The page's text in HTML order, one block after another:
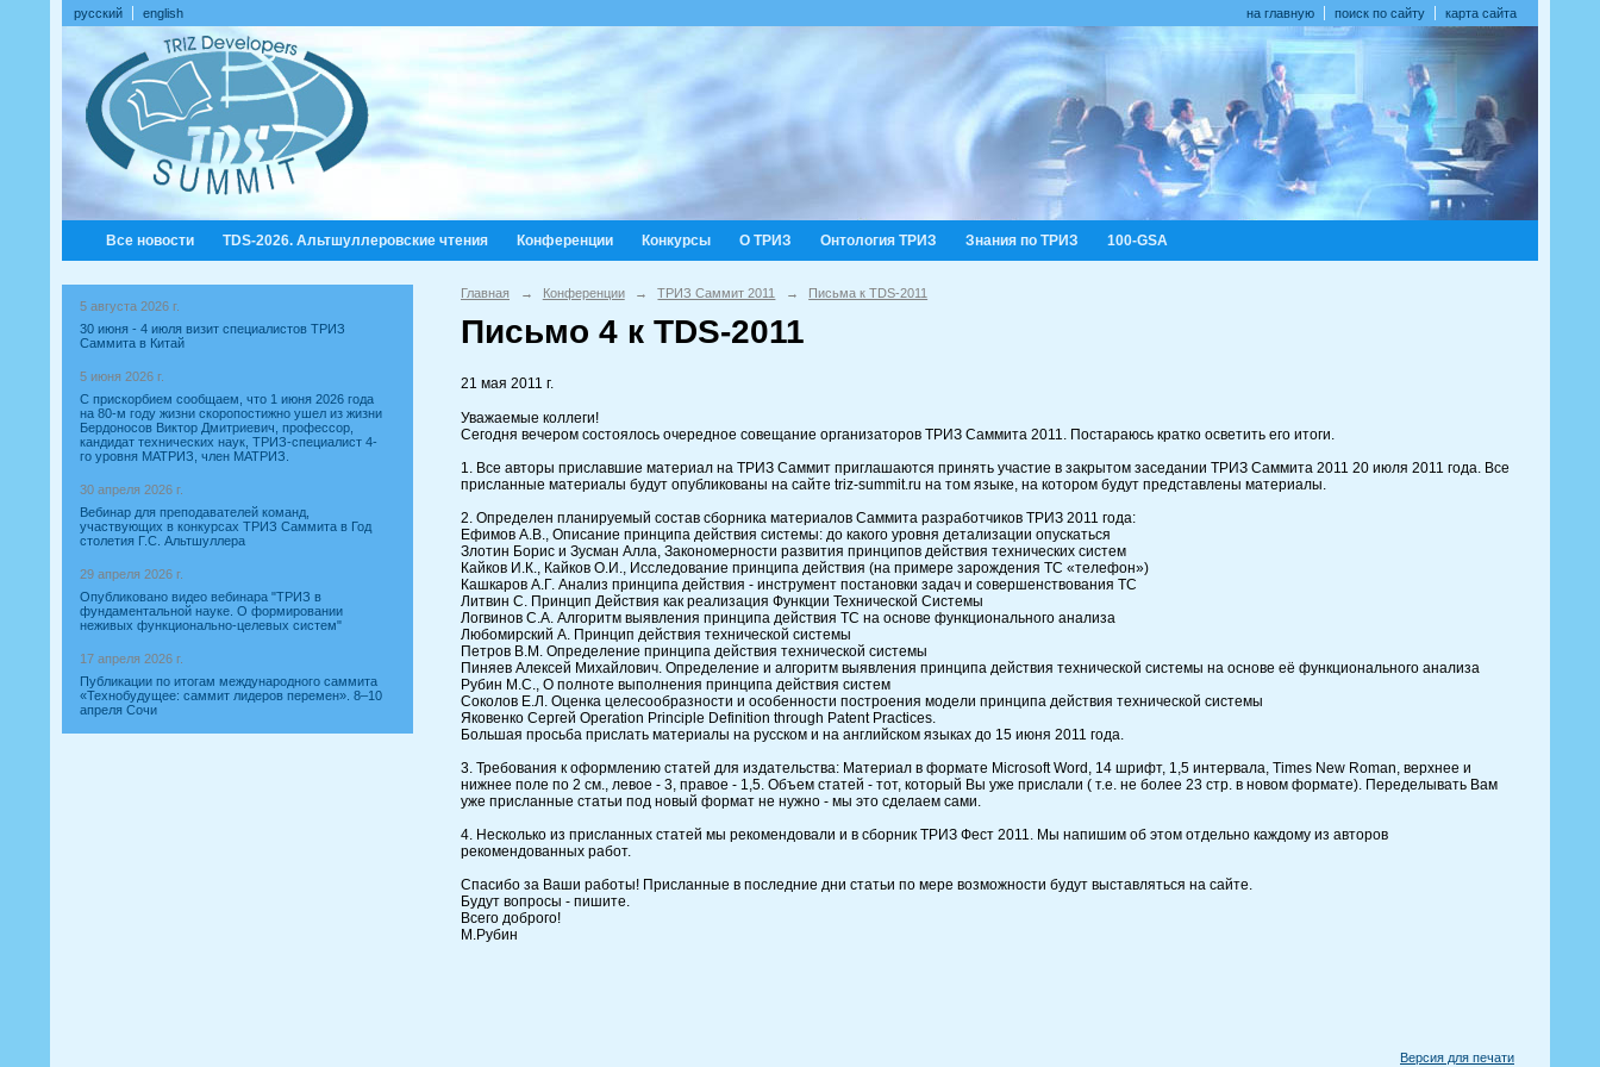
русский english на главную поиск по сайту карта сайта
Все новости TDS-2026. Альтшуллеровские чтения Конференции Конкурсы О ТРИЗ Онтология ТРИЗ Знания по ТРИЗ 100-GSA
5 августа 2026 г.
30 июня - 4 июля визит специалистов ТРИЗ
Саммита в Китай
5 июня 2026 г.
С прискорбием сообщаем, что 1 июня 2026 года
на 80-м году жизни скоропостижно ушел из жизни
Бердоносов Виктор Дмитриевич, профессор,
кандидат технических наук, ТРИЗ-специалист 4-
го уровня МАТРИЗ, член МАТРИЗ.
30 апреля 2026 г.
Вебинар для преподавателей команд,
участвующих в конкурсах ТРИЗ Саммита в Год
столетия Г.С. Альтшуллера
29 апреля 2026 г.
Опубликовано видео вебинара "ТРИЗ в
фундаментальной науке. О формировании
неживых функционально-целевых систем"
17 апреля 2026 г.
Публикации по итогам международного саммита
«Технобудущее: саммит лидеров перемен». 8–10
апреля Сочи
Главная → Конференции → ТРИЗ Саммит 2011 → Письма к TDS-2011
Письмо 4 к TDS-2011
21 мая 2011 г.
Уважаемые коллеги!
Сегодня вечером состоялось очередное совещание организаторов ТРИЗ Саммита 2011. Постараюсь кратко осветить его итоги.
1. Все авторы приславшие материал на ТРИЗ Саммит приглашаются принять участие в закрытом заседании ТРИЗ Саммита 2011 20 июля 2011 года. Все
присланные материалы будут опубликованы на сайте triz-summit.ru на том языке, на котором будут представлены материалы.
2. Определен планируемый состав сборника материалов Саммита разработчиков ТРИЗ 2011 года:
Ефимов А.В., Описание принципа действия системы: до какого уровня детализации опускаться
Злотин Борис и Зусман Алла, Закономерности развития принципов действия технических систем
Кайков И.К., Кайков О.И., Исследование принципа действия (на примере зарождения ТС «телефон»)
Кашкаров А.Г. Анализ принципа действия - инструмент постановки задач и совершенствования ТС
Литвин С. Принцип Действия как реализация Функции Технической Системы
Логвинов С.А. Алгоритм выявления принципа действия ТС на основе функционального анализа
Любомирский А. Принцип действия технической системы
Петров В.М. Определение принципа действия технической системы
Пиняев Алексей Михайлович. Определение и алгоритм выявления принципа действия технической системы на основе её функционального анализа
Рубин М.С., О полноте выполнения принципа действия систем
Соколов Е.Л. Оценка целесообразности и особенности построения модели принципа действия технической системы
Яковенко Сергей Operation Principle Definition through Patent Practices.
Большая просьба прислать материалы на русском и на английском языках до 15 июня 2011 года.
3. Требования к оформлению статей для издательства: Материал в формате Microsoft Word, 14 шрифт, 1,5 интервала, Times New Roman, верхнее и
нижнее поле по 2 см., левое - 3, правое - 1,5. Объем статей - тот, который Вы уже прислали ( т.е. не более 23 стр. в новом формате). Переделывать Вам
уже присланные статьи под новый формат не нужно - мы это сделаем сами.
4. Несколько из присланных статей мы рекомендовали и в сборник ТРИЗ Фест 2011. Мы напишим об этом отдельно каждому из авторов
рекомендованных работ.
Спасибо за Ваши работы! Присланные в последние дни статьи по мере возможности будут выставляться на сайте.
Будут вопросы - пишите.
Всего доброго!
М.Рубин
Версия для печати